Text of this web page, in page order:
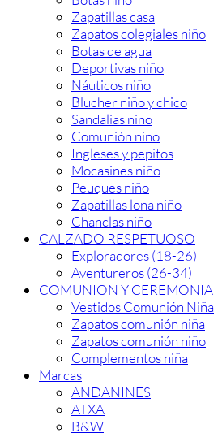
Zapatillas casa
Zapatos colegiales niño
Botas de agua
Deportivas niño
Náuticos niño
Blucher niño y chico
Sandalias niño
Comunión niño
Ingleses y pepitos
Mocasines niño
Peuques niño
Zapatillas lona niño
Chanclas niño
CALZADO RESPETUOSO
Exploradores (18-26)
Aventureros (26-34)
COMUNION Y CEREMONIA
Vestidos Comunión Niña
Zapatos comunión niña
Zapatos comunión niño
Complementos niña
Marcas
ANDANINES
ATXA
B&W